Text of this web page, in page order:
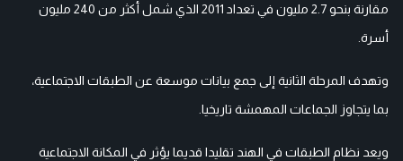
مقارنة بنحو 2.7 مليون في تعداد 2011 الذي شمل أكثر من 240 مليون
أسرة.
وتهدف المرحلة الثانية إلى جمع بيانات موسعة عن الطبقات الاجتماعية،
بما يتجاوز الجماعات المهمشة تاريخيا.
ويعد نظام الطبقات في الهند تقليدا قديما يؤثر في المكانة الاجتماعية